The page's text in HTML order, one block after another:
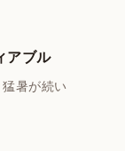
アブル
暑が続い